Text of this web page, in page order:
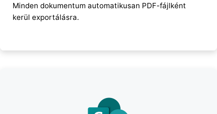
Minden dokumentum automatikusan PDF-fájlként
kerül exportálásra.